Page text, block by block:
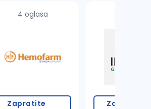
4 oglasa
Zapratite Zapratite